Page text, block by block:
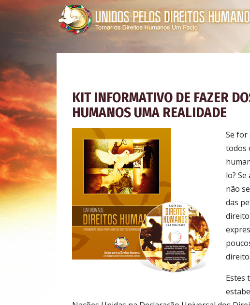
KIT INFORMATIVO DE FAZER
HUMANOS UMA REALIDADE
Se for
todos
lo?
não
das
Estes